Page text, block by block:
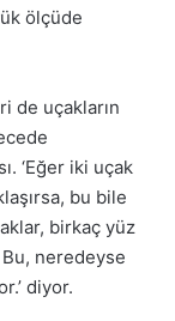
ölçüde
de uçakların
‘Eğer iki uçak
bu bile
birkaç yüz
neredeyse
diyor.